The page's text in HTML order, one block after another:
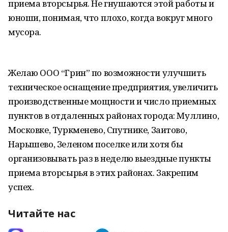
приема вторсырья. Не гнушаются этой работы и
юноши, понимая, что плохо, когда вокруг много
мусора.
Желаю ООО “Грин” по возможности улучшить
техническое оснащение предприятия, увеличить
производственные мощности и число приемных
пунктов в отдаленных районах города: Муллино,
Московке, Туркменево, Спутнике, Заитово,
Нарышево, Зеленом поселке или хотя бы
организовывать раз в неделю выездные пункты
приема вторсырья в этих районах. Закрепим
успех.
Читайте нас